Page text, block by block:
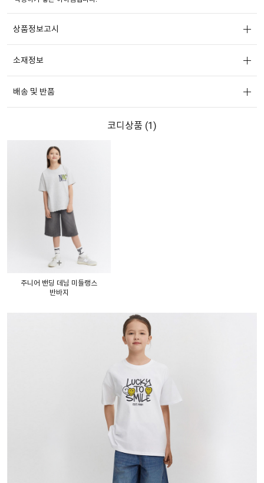
상품정보고시
소재정보
배송 및 반품
코디상품 (1)
+
주니어 밴딩 데님 미들랭스
반바지